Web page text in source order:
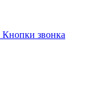
звонка